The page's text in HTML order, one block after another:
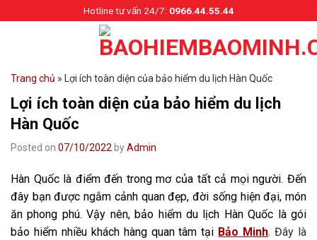
to
Hotline tư vấn 24/7:0966.44.55.44
Trang chủ » Lợi ích toàn diện của bảo hiểm du lịch Hàn Quốc
Lợi ích toàn diện của bảo hiểm du lịch
Hàn Quốc
Posted on 07/10/2022 byAdmin
Hàn Quốc là điểm đến trong mơ của tất cả mọi người. Đến
đây bạn được ngắm cảnh quan đẹp, đời sống hiện đại, món
ăn phong phú. Vậy nên, bảo hiểm du lịch Hàn Quốc là gói
bảo hiểm nhiều khách hàng quan tâm tại Bảo Minh. Đây là